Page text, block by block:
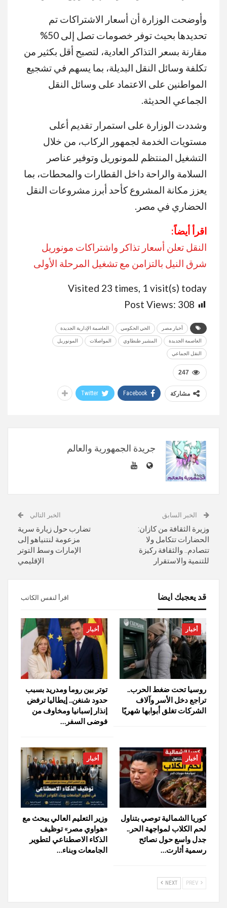
وأوضحت الوزارة أن أسعار الاشتراكات تم
تحديدها بحيث توفر خصومات تصل إلى 50%
مقارنة بسعر التذاكر العادية، لتصبح أقل بكثير من
تكلفة وسائل النقل البديلة، بما يسهم في تشجيع
المواطنين على الاعتماد على وسائل النقل
الجماعي الحديثة.
وشددت الوزارة على استمرار تقديم أعلى
مستويات الخدمة لجمهور الركاب، من خلال
التشغيل المنتظم للمونوريل وتوفير عناصر
السلامة والراحة داخل القطارات والمحطات، بما
يعزز مكانة المشروع كأحد أبرز مشروعات النقل
الحضاري في مصر.
اقرأ أيضاً:
النقل تعلن أسعار تذاكر واشتراكات مونوريل
شرق النيل بالتزامن مع تشغيل المرحلة الأولى
Visited 23 times, 1 visit(s) today
Post Views: 308
أخبار مصر الحي الحكومي العاصمة الإدارية الجديدة
العاصمة الجديدة المشير طنطاوي المواصلات المونوريل
النقل الجماعي
247
مشاركة Facebook
Twitter
جريدة الجمهورية والعالم
الخبر السابق
وزيرة الثقافة من كازان:
الحضارات تتكامل ولا
تتصادم.. والثقافة ركيزة
للتنمية والاستقرار
الخبر التالي
تضارب حول زيارة سرية
مزعومة لنتنياهو إلى
الإمارات وسط التوتر
الإقليمي
قد يعجبك ايضا اقرأ لنفس الكاتب
أخبار
روسيا تحت ضغط الحرب..
تراجع دخل الأسر وآلاف
الشركات تغلق أبوابها شهريًا
أخبار
توتر بين روما ومدريد بسبب
حدود شنغن.. إيطاليا ترفض
إنذار إسبانيا ومخاوف من
فوضى السفر…
أخبار
كوريا الشمالية توصي بتناول
لحم الكلاب لمواجهة الحر..
جدل واسع حول نصائح
رسمية أثارت…
أخبار
وزير التعليم العالي يبحث مع
«هواوي مصر» توظيف
الذكاء الاصطناعي لتطوير
الجامعات وبناء…
NEXT